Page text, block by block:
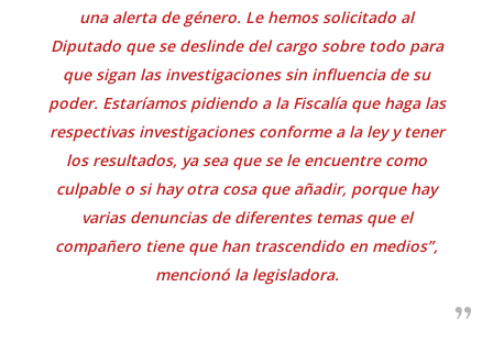
una alerta de género. Le hemos solicitado al
Diputado que se deslinde del cargo sobre todo para
que sigan las investigaciones sin influencia de su
poder. Estaríamos pidiendo a la Fiscalía que haga las
respectivas investigaciones conforme a la ley y tener
los resultados, ya sea que se le encuentre como
culpable o si hay otra cosa que añadir, porque hay
varias denuncias de diferentes temas que el
compañero tiene que han trascendido en medios”,
mencionó la legisladora.